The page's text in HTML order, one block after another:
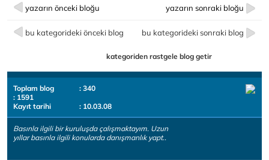
yazarın önceki bloğu yazarın sonraki bloğu
bu kategorideki önceki blog bu kategorideki sonraki blog
kategoriden rastgele blog getir
Toplam blog
: 340
: 1591
Kayıt tarihi
: 10.03.08
Basınla ilgili bir kuruluşda çalışmaktayım. Uzun
yıllar basınla ilgili konularda danışmanlık yapt..